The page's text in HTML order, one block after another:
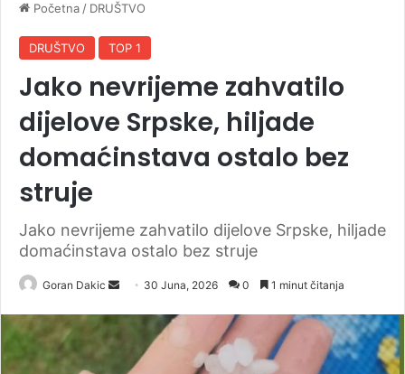
Početna / DRUŠTVO
DRUŠTVO TOP 1
Jako nevrijeme zahvatilo
dijelove Srpske, hiljade
domaćinstava ostalo bez
struje
Jako nevrijeme zahvatilo dijelove Srpske, hiljade
domaćinstava ostalo bez struje
Goran Dakic 30 Juna, 2026 0 1 minut čitanja